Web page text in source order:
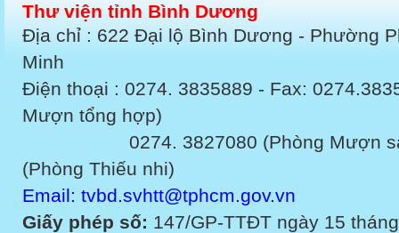
Thư viện tỉnh Bình Dương
Địa chỉ : 622 Đại lộ Bình Dương - Phường
Minh
Điện thoại : 0274. 3835889 - Fax:
Mượn tổng hợp)
0274. 3827080 (Phòng Mượn sách
(Phòng Thiếu nhi)
Email: tvbd.svhtt@tphcm.gov.vn
Giấy phép số: 147/GP-TTĐT ngày 15